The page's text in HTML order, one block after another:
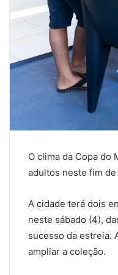
O clima da Copa do
adultos neste fim de
A cidade terá dois
neste sábado (4),
sucesso da estreia.
ampliar a coleção.